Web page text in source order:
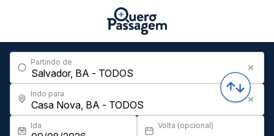
Partindo de
Indo para
Ida Volta (opcional)